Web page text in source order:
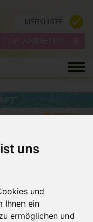
uns
und
Ihnen ein
ermöglichen und
MERKLISTE
ZURÜCK